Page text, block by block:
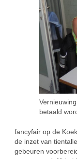
betaald
fancyfair op de
de inzet van
gebeuren